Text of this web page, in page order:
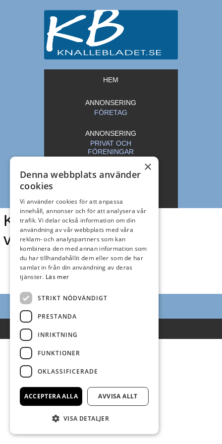
HEM
ANNONSERING
FÖRETAG
ANNONSERING
PRIVAT OCH
FÖRENINGAR
ARKIV
Knallebladet
vecka 16
×
Denna webbplats använder
cookies
Vi använder cookies för att anpassa
innehåll, annonser och för att analysera vår
trafik. Vi delar också information om din
användning av vår webbplats med våra
reklam- och analyspartners som kan
kombinera den med annan information som
du har tillhandahållit dem eller som de har
samlat in från din användning av deras
tjänster. Läs mer
STRIKT NÖDVÄNDIGT
PRESTANDA
INRIKTNING
FUNKTIONER
OKLASSIFICERADE
ACCEPTERA ALLA AVVISA ALLT
VISA DETALJER